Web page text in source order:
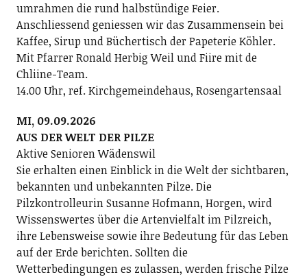
umrahmen die rund halbstündige Feier.
Anschliessend geniessen wir das Zusammensein bei
Kaffee, Sirup und Büchertisch der Papeterie Köhler.
Mit Pfarrer Ronald Herbig Weil und Fiire mit de
Chliine-Team.
14.00 Uhr, ref. Kirchgemeindehaus, Rosengartensaal
MI, 09.09.2026
AUS DER WELT DER PILZE
Aktive Senioren Wädenswil
Sie erhalten einen Einblick in die Welt der sichtbaren,
bekannten und unbekannten Pilze. Die
Pilzkontrolleurin Susanne Hofmann, Horgen, wird
Wissenswertes über die Artenvielfalt im Pilzreich,
ihre Lebensweise sowie ihre Bedeutung für das Leben
auf der Erde berichten. Sollten die
Wetterbedingungen es zulassen, werden frische Pilze